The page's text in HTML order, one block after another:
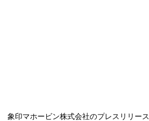
象印マホービン株式会社のプレスリリース